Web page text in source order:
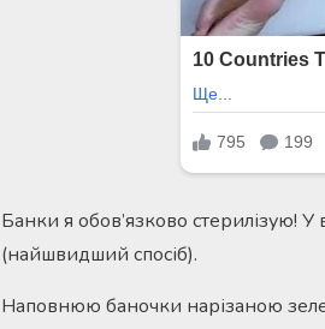
Банки я обов’язково стерилізую! У
(найшвидший спосіб).
Наповнюю баночки нарізаною